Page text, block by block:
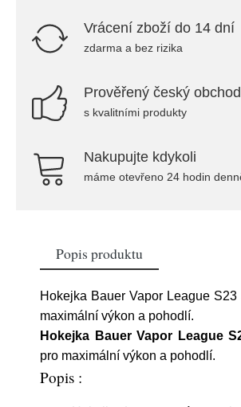
Vrácení zboží do 14 dní
zdarma a bez rizika
Prověřený český obchod
s kvalitními produkty
Nakupujte kdykoli
máme otevřeno 24 hodin
Popis produktu
Hokejka Bauer Vapor League
maximální výkon a pohodlí.
Hokejka Bauer Vapor League
pro maximální výkon a pohodlí.
Popis :